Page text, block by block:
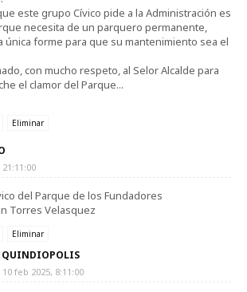
este grupo Cívico pide a la Administración es
necesita de un parquero permanente,
única forme para que su mantenimiento sea el
con mucho respeto, al Selor Alcalde para
el clamor del Parque...
Eliminar
del Parque de los Fundadores
Torres Velasquez
Eliminar
QUINDIOPOLIS
10 feb 2025, 8:11:00